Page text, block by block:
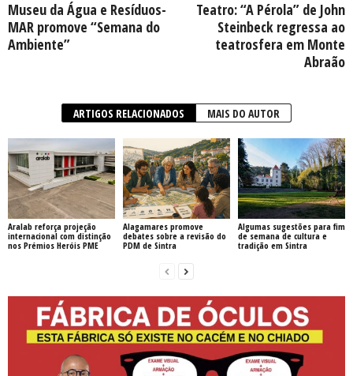
Museu da Água e Resíduos-
MAR promove “Semana do
Ambiente”
Teatro: “A Pérola” de John
Steinbeck regressa ao
teatrosfera em Monte
Abraão
ARTIGOS RELACIONADOS MAIS DO AUTOR
Aralab reforça projeção
internacional com distinção
nos Prémios Heróis PME
Alagamares promove
debates sobre a revisão do
PDM de Sintra
Algumas sugestões para fim
de semana de cultura e
tradição em Sintra